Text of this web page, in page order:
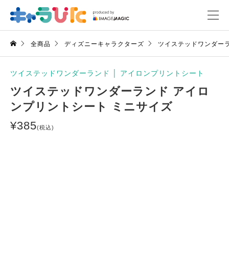
全商品 ディズニーキャラクターズ ツイステッドワンダー
ツイステッドワンダーランド アイロンプリントシート
ツイステッドワンダーランド アイロ
ンプリントシート ミニサイズ
¥385(税込)